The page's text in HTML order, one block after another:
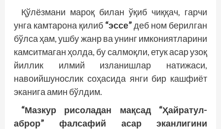
Қўлёзмани мароқ билан ўқиб чиққач, гарчи
унга камтарона қилиб “эссе”деб ном берилган
бўлса ҳам, ушбу жанр ва унинг имкониятларини
камситмаган ҳолда, бу салмоқли, етук асар узоқ
йиллик илмий изланишлар натижаси,
навоийшунослик соҳасида янги бир кашфиёт
эканига амин бўлдим.
“Мазкур рисоладан мақсад “Ҳайратул-
аброр” фалсафий асар эканлигини